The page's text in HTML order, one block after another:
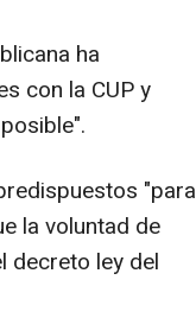
ha
con la CUP y
"para
la voluntad de
decreto ley del